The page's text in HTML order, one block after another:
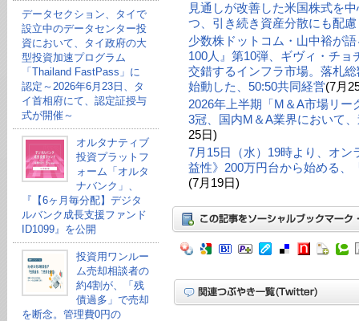
データセクション、タイで
設立中のデータセンター投
資において、タイ政府の大
型投資加速プログラム
「Thailand FastPass」に
認定～2026年6月23日、タ
イ首相府にて、認定証授与
式が開催～
オルタナティブ
投資プラットフ
ォーム「オルタ
ナバンク」、
『【6ヶ月毎分配】デジタ
ルバンク成長支援ファンド
ID1099』を公開
投資用ワンルー
ム売却相談者の
約4割が、「残
債過多」で売却
を断念。管理費0円の
見通しが改善した米国株式を
つ、引き続き資産分散にも配
少数株ドットコム・山中裕が
100人』第10弾、ギヴィ・チ
交錯するインフラ市場。落札
始動した、50:50共同経営(7月
2026年上半期「M＆A市場リー
3冠、国内M＆A業界において
25日)
7月15日（水）19時より、オン
益性》200万円台から始める、
(7月19日)